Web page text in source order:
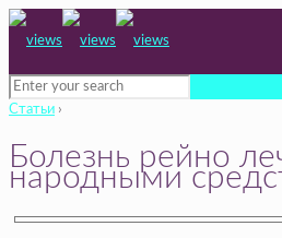
Статьи ›
Болезнь рейно
народными